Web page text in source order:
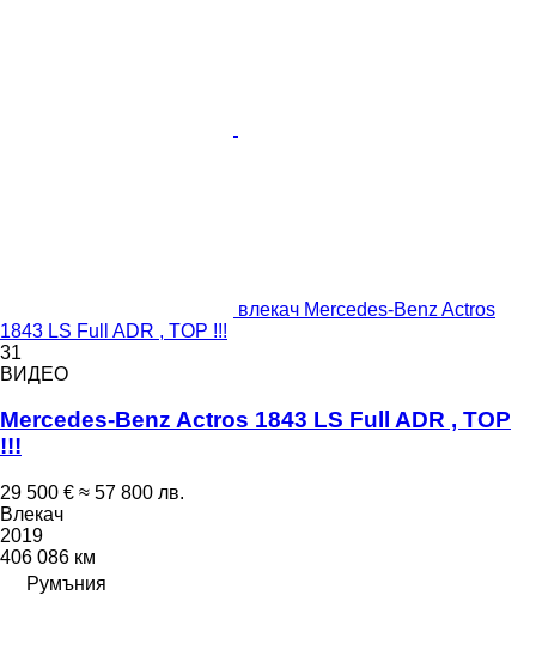
влекач Mercedes-Benz Actros
1843 LS Full ADR , TOP !!!
31
ВИДЕО
Mercedes-Benz Actros 1843 LS Full ADR , TOP
!!!
29 500 € ≈ 57 800 лв.
Влекач
2019
406 086 км
Румъния